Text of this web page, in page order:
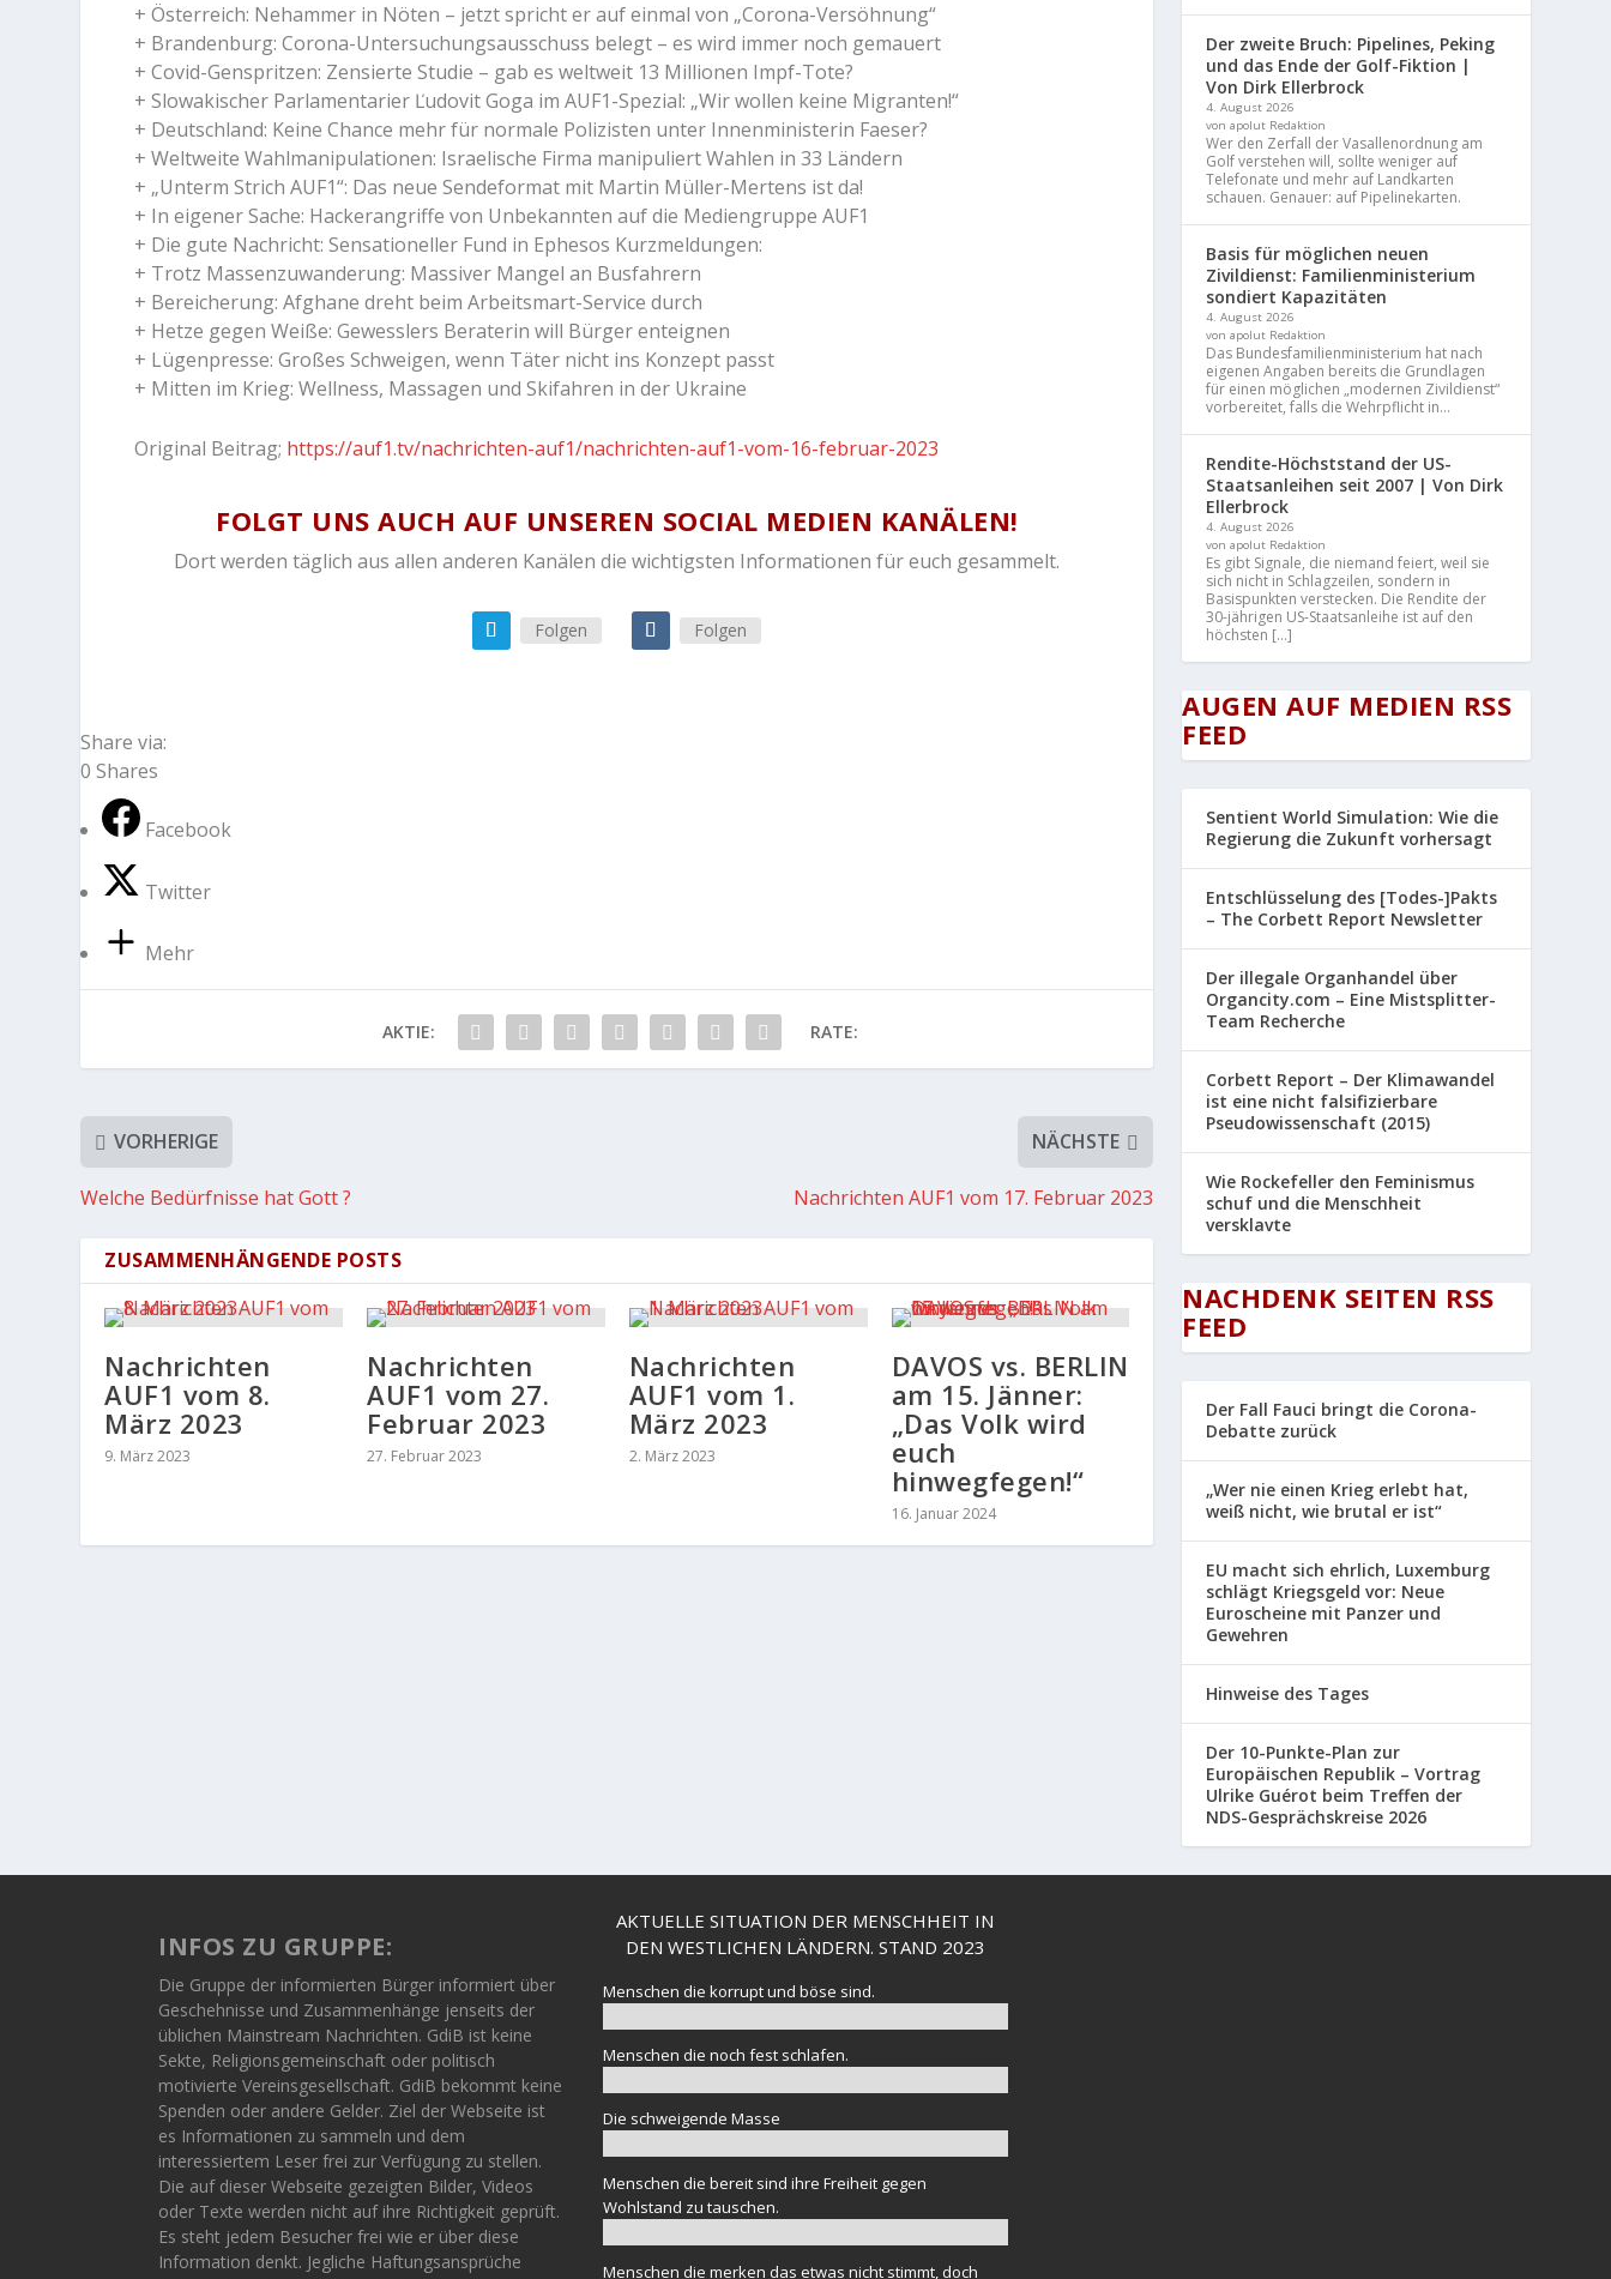
+ Österreich: Nehammer in Nöten – jetzt spricht er auf einmal von „Corona-Versöhnung“
+ Brandenburg: Corona-Untersuchungsausschuss belegt – es wird immer noch gemauert
+ Covid-Genspritzen: Zensierte Studie – gab es weltweit 13 Millionen Impf-Tote?
+ Slowakischer Parlamentarier Ľudovit Goga im AUF1-Spezial: „Wir wollen keine Migranten!“
+ Deutschland: Keine Chance mehr für normale Polizisten unter Innenministerin Faeser?
+ Weltweite Wahlmanipulationen: Israelische Firma manipuliert Wahlen in 33 Ländern
+ „Unterm Strich AUF1“: Das neue Sendeformat mit Martin Müller-Mertens ist da!
+ In eigener Sache: Hackerangriffe von Unbekannten auf die Mediengruppe AUF1
+ Die gute Nachricht: Sensationeller Fund in Ephesos Kurzmeldungen:
+ Trotz Massenzuwanderung: Massiver Mangel an Busfahrern
+ Bereicherung: Afghane dreht beim Arbeitsmart-Service durch
+ Hetze gegen Weiße: Gewesslers Beraterin will Bürger enteignen
+ Lügenpresse: Großes Schweigen, wenn Täter nicht ins Konzept passt
+ Mitten im Krieg: Wellness, Massagen und Skifahren in der Ukraine
Original Beitrag; https://auf1.tv/nachrichten-auf1/nachrichten-auf1-vom-16-februar-2023
FOLGT UNS AUCH AUF UNSEREN SOCIAL MEDIEN KANÄLEN!
Dort werden täglich aus allen anderen Kanälen die wichtigsten Informationen für euch gesammelt.
Folgen Folgen
Share via:
0 Shares
Facebook
Twitter
Mehr
AKTIE: RATE:
VORHERIGE
Welche Bedürfnisse hat Gott ?
NÄCHSTE
Nachrichten AUF1 vom 17. Februar 2023
ZUSAMMENHÄNGENDE POSTS
Nachrichten
AUF1 vom 8.
März 2023
9. März 2023
Nachrichten
AUF1 vom 27.
Februar 2023
27. Februar 2023
Nachrichten
AUF1 vom 1.
März 2023
2. März 2023
DAVOS vs. BERLIN
am 15. Jänner:
„Das Volk wird
euch
hinwegfegen!“
16. Januar 2024
Der zweite Bruch: Pipelines, Peking
und das Ende der Golf-Fiktion |
Von Dirk Ellerbrock
4. August 2026
von apolut Redaktion
Wer den Zerfall der Vasallenordnung am
Golf verstehen will, sollte weniger auf
Telefonate und mehr auf Landkarten
schauen. Genauer: auf Pipelinekarten.
Basis für möglichen neuen
Zivildienst: Familienministerium
sondiert Kapazitäten
4. August 2026
von apolut Redaktion
Das Bundesfamilienministerium hat nach
eigenen Angaben bereits die Grundlagen
für einen möglichen „modernen Zivildienst“
vorbereitet, falls die Wehrpflicht in...
Rendite-Höchststand der US-
Staatsanleihen seit 2007 | Von Dirk
Ellerbrock
4. August 2026
von apolut Redaktion
Es gibt Signale, die niemand feiert, weil sie
sich nicht in Schlagzeilen, sondern in
Basispunkten verstecken. Die Rendite der
30-jährigen US-Staatsanleihe ist auf den
höchsten […]
AUGEN AUF MEDIEN RSS
FEED
Sentient World Simulation: Wie die
Regierung die Zukunft vorhersagt
Entschlüsselung des [Todes-]Pakts
– The Corbett Report Newsletter
Der illegale Organhandel über
Organcity.com – Eine Mistsplitter-
Team Recherche
Corbett Report – Der Klimawandel
ist eine nicht falsifizierbare
Pseudowissenschaft (2015)
Wie Rockefeller den Feminismus
schuf und die Menschheit
versklavte
NACHDENK SEITEN RSS
FEED
Der Fall Fauci bringt die Corona-
Debatte zurück
„Wer nie einen Krieg erlebt hat,
weiß nicht, wie brutal er ist“
EU macht sich ehrlich, Luxemburg
schlägt Kriegsgeld vor: Neue
Euroscheine mit Panzer und
Gewehren
Hinweise des Tages
Der 10-Punkte-Plan zur
Europäischen Republik – Vortrag
Ulrike Guérot beim Treffen der
NDS-Gesprächskreise 2026
INFOS ZU GRUPPE:
Die Gruppe der informierten Bürger informiert über
Geschehnisse und Zusammenhänge jenseits der
üblichen Mainstream Nachrichten. GdiB ist keine
Sekte, Religionsgemeinschaft oder politisch
motivierte Vereinsgesellschaft. GdiB bekommt keine
Spenden oder andere Gelder. Ziel der Webseite ist
es Informationen zu sammeln und dem
interessiertem Leser frei zur Verfügung zu stellen.
Die auf dieser Webseite gezeigten Bilder, Videos
oder Texte werden nicht auf ihre Richtigkeit geprüft.
Es steht jedem Besucher frei wie er über diese
Information denkt. Jegliche Haftungsansprüche
AKTUELLE SITUATION DER MENSCHHEIT IN
DEN WESTLICHEN LÄNDERN. STAND 2023
Menschen die korrupt und böse sind.
Menschen die noch fest schlafen.
Die schweigende Masse
Menschen die bereit sind ihre Freiheit gegen
Wohlstand zu tauschen.
Menschen die merken das etwas nicht stimmt, doch